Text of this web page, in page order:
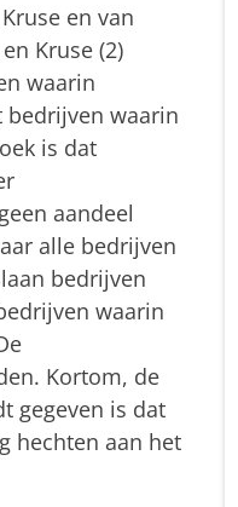
en van
Kruse (2)
waarin
bedrijven waarin
is dat
aandeel
alle bedrijven
bedrijven
waarin
Kortom, de
gegeven is dat
hechten aan het